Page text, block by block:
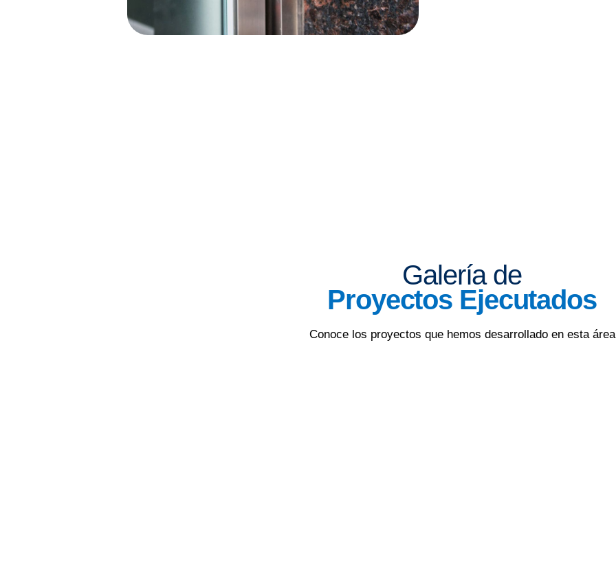
Galería de
Proyectos Ejecutados
Conoce los proyectos que hemos desarrollado en esta área